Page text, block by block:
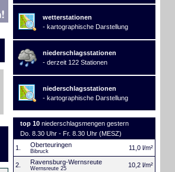
wetterstationen
- kartographische Darstellung
niederschlagsstationen
- derzeit 122 Stationen
niederschlagsstationen
- kartographische Darstellung
top 10 niederschlagsmengen gestern
Do. 8.30 Uhr - Fr. 8.30 Uhr (MESZ)
1.
Oberteuringen
Bibruck 11,0 l/m²
2. Ravensburg-Wernsreute
Wernsreute 25 10,2 l/m²